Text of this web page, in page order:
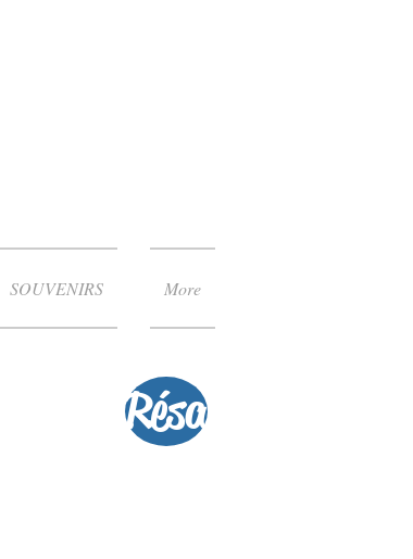
SOUVENIRS More
Résa